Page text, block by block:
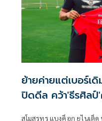
ย้ายค่ายแต่เบอร์เ
ปิดดีล คว้า'ธีรศิลป์
สโมสรทรู แบงค็อก ยูไนเต็